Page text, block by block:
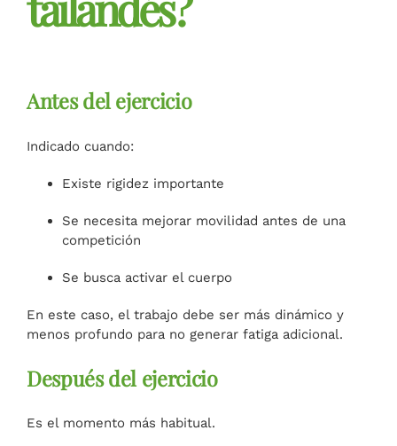
Antes del ejercicio
Indicado cuando:
Existe rigidez importante
Se necesita mejorar movilidad antes de una
competición
Se busca activar el cuerpo
En este caso, el trabajo debe ser más dinámico y
menos profundo para no generar fatiga adicional.
Después del ejercicio
Es el momento más habitual.